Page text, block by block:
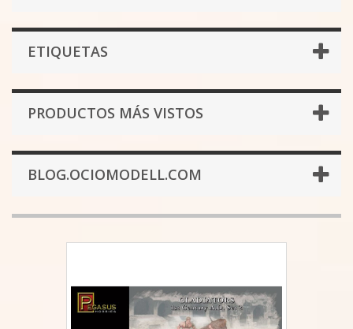
ETIQUETAS
PRODUCTOS MÁS VISTOS
BLOG.OCIOMODELL.COM